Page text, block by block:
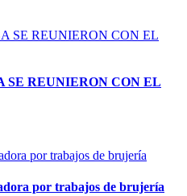
SE REUNIERON CON EL
por trabajos de brujería